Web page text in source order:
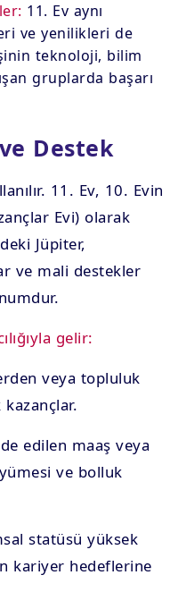
11. Ev aynı
ve yenilikleri de
teknoloji, bilim
gruplarda başarı
Destek
11. Ev, 10. Evin
Evi) olarak
Jüpiter,
ve mali destekler
gelir:
veya topluluk
edilen maaş veya
ve bolluk
statüsü yüksek
kariyer hedeflerine